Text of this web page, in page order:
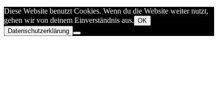
Diese Website benutzt Cookies. Wenn du die Website weiter nutzt,
gehen wir von deinem Einverständnis aus. OK
Datenschutzerklärung